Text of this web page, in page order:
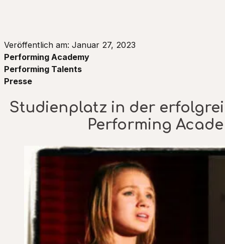
Veröffentlich am: Januar 27, 2023
Performing Academy
Performing Talents
Presse
Studienplatz in der
Performing